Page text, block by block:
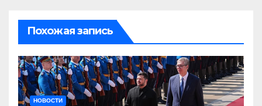
Похожая запись
НОВОСТИ